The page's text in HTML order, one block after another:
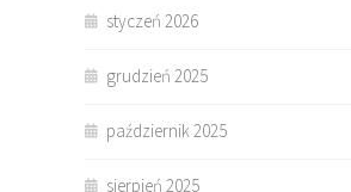
styczeń 2026
grudzień 2025
październik 2025
sierpień 2025